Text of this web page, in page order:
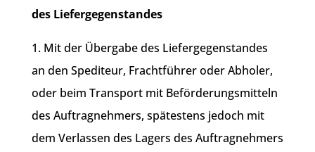
des Liefergegenstandes
1. Mit der Übergabe des Liefergegenstandes
an den Spediteur, Frachtführer oder Abholer,
oder beim Transport mit Beförderungsmitteln
des Auftragnehmers, spätestens jedoch mit
dem Verlassen des Lagers des Auftragnehmers